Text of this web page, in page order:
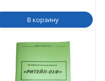
В корзину